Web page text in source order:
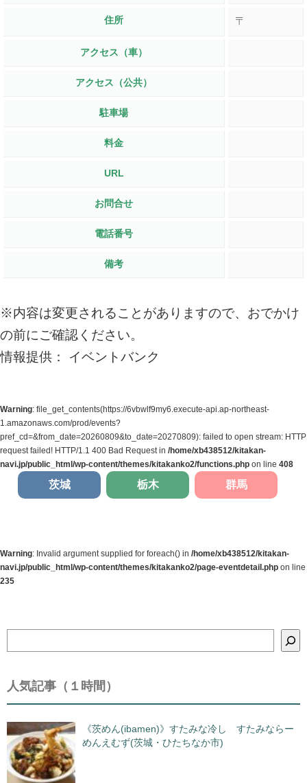
住所 〒
アクセス（車）
アクセス（公共）
駐車場
料金
URL
お問合せ
電話番号
備考
※内容は変更されることがありますので、おでかけ
の前にご確認ください。
情報提供： イベントバンク
Warning: file_get_contents(https://6vbwlf9my6.execute-api.ap-northeast-
1.amazonaws.com/prod/events?
pref_cd=&from_date=20260809&to_date=20270809): failed to open stream: HTTP
request failed! HTTP/1.1 400 Bad Request in /home/xb438512/kitakan-
navi.jp/public_html/wp-content/themes/kitakanko2/functions.php on line 408
茨城 栃木 群馬
Warning: Invalid argument supplied for foreach() in /home/xb438512/kitakan-
navi.jp/public_html/wp-content/themes/kitakanko2/page-eventdetail.php on line
235
索
人気記事（１時間）
《茨めん(ibamen)》すたみな冷し すたみならー
めんえむず(茨城・ひたちなか市)